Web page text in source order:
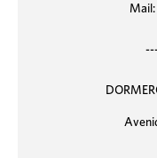
Mail: